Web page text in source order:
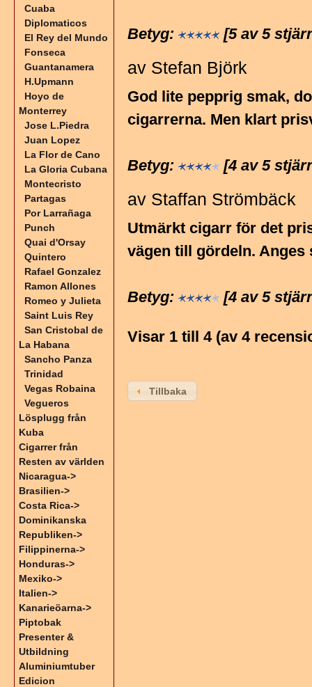
Betyg: [5 av 5
av Stefan Björk
God lite pepprig smak,
cigarrerna. Men klart
Betyg: [4 av 5
av Staffan Strömbäck
Utmärkt cigarr för det
vägen till gördeln. Anges
Betyg: [4 av 5
Visar 1 till4(av4
Tillbaka
Cuaba
Diplomaticos
El Rey del Mundo
Fonseca
Guantanamera
H.Upmann
Hoyo de
Monterrey
Jose L.Piedra
Juan Lopez
La Flor de Cano
La Gloria Cubana
Montecristo
Partagas
Por Larrañaga
Punch
Quai d'Orsay
Quintero
Rafael Gonzalez
Ramon Allones
Romeo y Julieta
Saint Luis Rey
San Cristobal de
La Habana
Sancho Panza
Trinidad
Vegas Robaina
Vegueros
Lösplugg från
Kuba
Cigarrer från
Resten av världen
Nicaragua->
Brasilien->
Costa Rica->
Dominikanska
Republiken->
Filippinerna->
Honduras->
Mexiko->
Italien->
Kanarieöarna->
Piptobak
Presenter &
Utbildning
Aluminiumtuber
Edicion